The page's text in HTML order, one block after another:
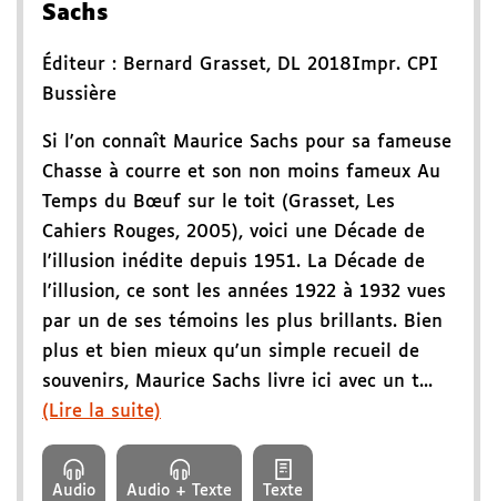
Sachs
Éditeur : Bernard Grasset, DL 2018Impr. CPI
Bussière
Si l'on connaît Maurice Sachs pour sa fameuse
Chasse à courre et son non moins fameux Au
Temps du Bœuf sur le toit (Grasset, Les
Cahiers Rouges, 2005), voici une Décade de
l'illusion inédite depuis 1951. La Décade de
l'illusion, ce sont les années 1922 à 1932 vues
par un de ses témoins les plus brillants. Bien
plus et bien mieux qu'un simple recueil de
souvenirs, Maurice Sachs livre ici avec un t...
(Lire la suite)
Audio Audio + Texte Texte